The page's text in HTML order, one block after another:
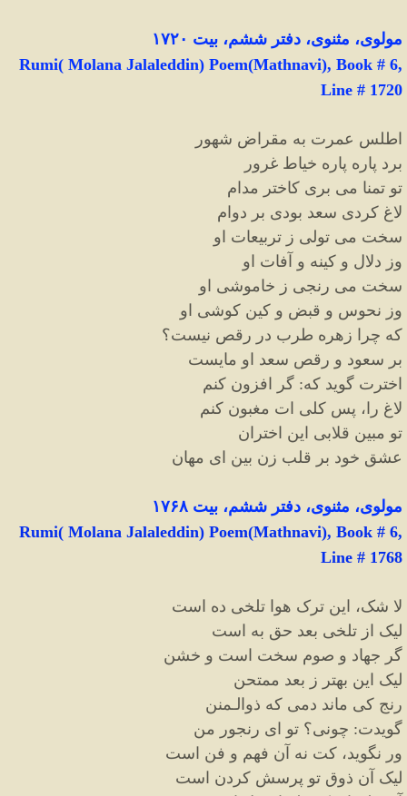
مولوی، مثنوی، دفتر ششم، بیت ۱۷۲۰
Rumi( Molana Jalaleddin) Poem(Mathnavi), Book # 6,
Line # 1720
اطلس عمرت به مقراض شهور
برد پاره پاره خیاط غرور
تو تمنا می بری کاختر مدام
لاغ کردی سعد بودی بر دوام
سخت می تولی ز تربیعات او
وز دلال و کینه و آفات او
سخت می رنجی ز خاموشی او
وز نحوس و قبض و کین کوشی او
که چرا زهره طرب در رقص نیست؟
بر سعود و رقص سعد او مایست
اخترت گوید که: گر افزون کنم
لاغ را، پس کلی ات مغبون کنم
تو مبین قلابی این اختران
عشق خود بر قلب زن بین ای مهان
مولوی، مثنوی، دفتر ششم، بیت ۱۷۶۸
Rumi( Molana Jalaleddin) Poem(Mathnavi), Book # 6,
Line # 1768
لا شک، این ترک هوا تلخی ده است
لیک از تلخی بعد حق به است
گر جهاد و صوم سخت است و خشن
لیک این بهتر ز بعد ممتحن
رنج کی ماند دمی که ذوالـمنن
گویدت: چونی؟ تو ای رنجور من
ور نگوید، کت نه آن فهم و فن است
لیک آن ذوق تو پرسش کردن است